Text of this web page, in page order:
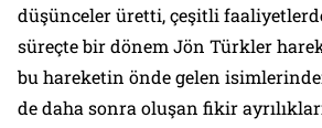
düşünceler üretti, çeşitli
süreçte bir dönem Jön Türkler
bu hareketin önde gelen
de daha sonra oluşan fikir